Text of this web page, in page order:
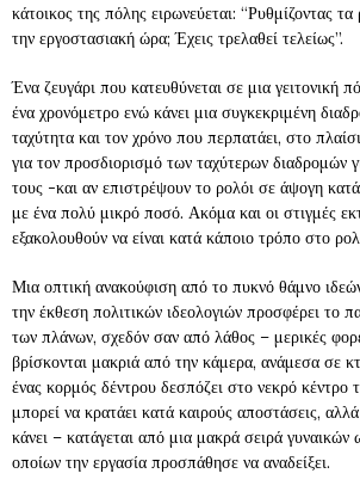
κάτοικος της πόλης ειρωνεύεται: “Ρυθμίζοντας
την εργοστασιακή ώρα; Έχεις τρελαθεί τελείως”.
Ένα ζευγάρι που κατευθύνεται σε μια γειτονική
ένα χρονόμετρο ενώ κάνει μια συγκεκριμένη
ταχύτητα και τον χρόνο που περπατάει, στο
για τον προσδιορισμό των ταχύτερων διαδρομών
τους -και αν επιστρέψουν το ρολόι σε άψογη
με ένα πολύ μικρό ποσό. Ακόμα και οι στιγμές
εξακολουθούν να είναι κατά κάποιο τρόπο στο
Μια οπτική ανακούφιση από το πυκνό θάμνο
την έκθεση πολιτικών ιδεολογιών προσφέρει το
των πλάνων, σχεδόν σαν από λάθος – μερικές
βρίσκονται μακριά από την κάμερα, ανάμεσα σε
ένας κορμός δέντρου δεσπόζει στο νεκρό κέντρο
μπορεί να κρατάει κατά καιρούς αποστάσεις,
κάνει – κατάγεται από μια μακρά σειρά
οποίων την εργασία προσπάθησε να αναδείξει.